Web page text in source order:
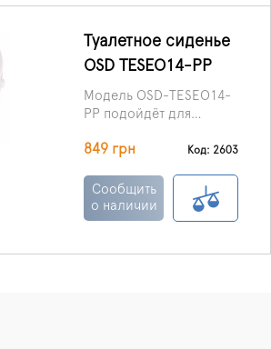
Туалетное сиденье
OSD TESEO14-PP
Модель OSD-TESEO14-
PP подойдёт для
любых размеров и
849 грн Код: 2603
Сообщить
о наличии